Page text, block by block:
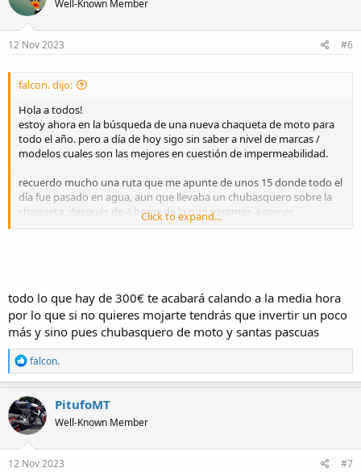
tiempo, o como las quieran llamarlas sólo sirven para pasar frío en
invierno y calor en verano.
lavarla.
Well-Known Member
12 Nov 2023 #6
falcon. dijo:
Hola a todos!
estoy ahora en la búsqueda de una nueva chaqueta de moto para
todo el año. pero a día de hoy sigo sin saber a nivel de marcas /
modelos cuales son las mejores en cuestión de impermeabilidad.
recuerdo mucho una ruta que me apunte de unos 15 donde todo el
día fue pasado en agua, aun que llevaba un chubasquero sobre la
chaqueta, después de 4 horas de la que paramos a comer
igualmente me termino calando agua "y a unos cuantos" pero
chaqueta , o si ya sabeis cual sin pasar de 300€? (si es menos mejor
que mejor)
Click to expand...
todo lo que hay de 300€ te acabará calando a la media hora
por lo que si no quieres mojarte tendrás que invertir un poco
más y sino pues chubasquero de moto y santas pascuas
R
e
a
c
t
i
o
n
s
falcon.
PitufoMT
Well-Known Member
12 Nov 2023 #7